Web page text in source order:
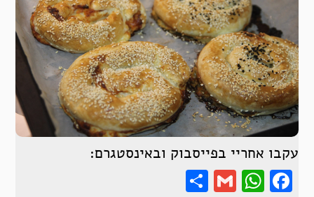
עקבו אחריי בפייסבוק ובאינסטגרם:
Facebook
WhatsApp
Gmail